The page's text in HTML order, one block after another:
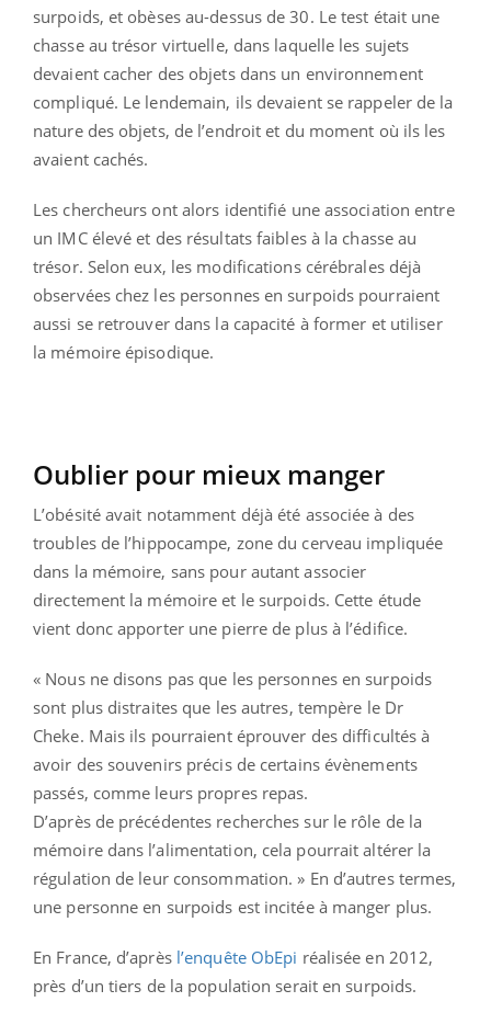
surpoids, et obèses au-dessus de 30. Le test était une
chasse au trésor virtuelle, dans laquelle les sujets
devaient cacher des objets dans un environnement
compliqué. Le lendemain, ils devaient se rappeler de la
nature des objets, de l’endroit et du moment où ils les
avaient cachés.
Les chercheurs ont alors identifié une association entre
un IMC élevé et des résultats faibles à la chasse au
trésor. Selon eux, les modifications cérébrales déjà
observées chez les personnes en surpoids pourraient
aussi se retrouver dans la capacité à former et utiliser
la mémoire épisodique.
Oublier pour mieux manger
L’obésité avait notamment déjà été associée à des
troubles de l’hippocampe, zone du cerveau impliquée
dans la mémoire, sans pour autant associer
directement la mémoire et le surpoids. Cette étude
vient donc apporter une pierre de plus à l’édifice.
« Nous ne disons pas que les personnes en surpoids
sont plus distraites que les autres, tempère le Dr
Cheke. Mais ils pourraient éprouver des difficultés à
avoir des souvenirs précis de certains évènements
passés, comme leurs propres repas.
D’après de précédentes recherches sur le rôle de la
mémoire dans l’alimentation, cela pourrait altérer la
régulation de leur consommation. » En d’autres termes,
une personne en surpoids est incitée à manger plus.
En France, d’après l’enquête ObEpi réalisée en 2012,
près d’un tiers de la population serait en surpoids.